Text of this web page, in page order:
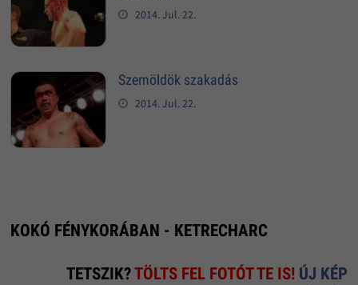
2014. Jul. 22.
Szemöldök szakadás
2014. Jul. 22.
KOKÓ FÉNYKORÁBAN - KETRECHARC
TETSZIK?TÖLTS FEL FOTÓT TE IS! ÚJ KÉP